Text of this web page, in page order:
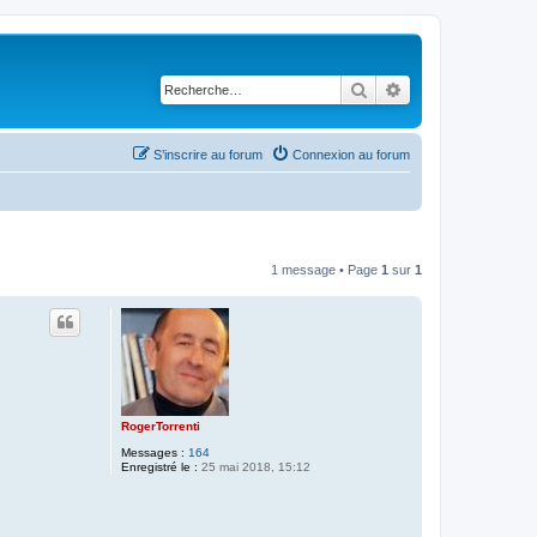
Rechercher
Connexion au forum
S’inscrire au forum
1 message • Page 1 sur 1
RogerTorrenti
Messages : 164
Enregistré le : 25 mai 2018, 15:12